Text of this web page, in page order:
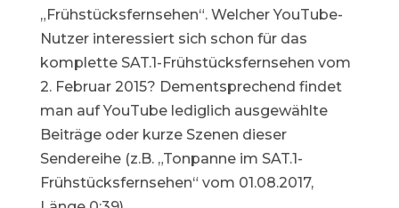
„Frühstücksfernsehen“. Welcher YouTube-
Nutzer interessiert sich schon für das
komplette SAT.1-Frühstücksfernsehen vom
2. Februar 2015? Dementsprechend findet
man auf YouTube lediglich ausgewählte
Beiträge oder kurze Szenen dieser
Sendereihe (z.B. „Tonpanne im SAT.1-
Frühstücksfernsehen“ vom 01.08.2017,